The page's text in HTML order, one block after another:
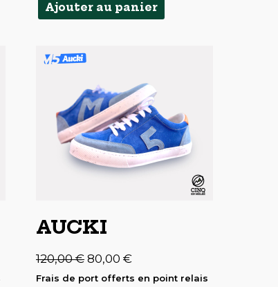
Ajouter au panier
AUCKI
120,00€ Le
prix
initial
80,00 €Le
actuel
Frais de port offerts en point relais